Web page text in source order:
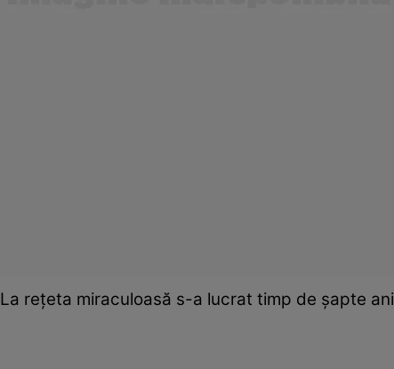
La reţeta miraculoasă s-a lucrat timp de şapte ani